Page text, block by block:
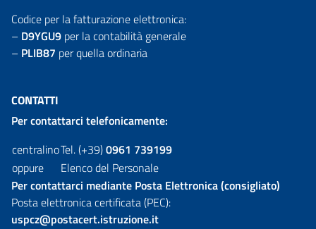
Codice per la fatturazione elettronica:
– D9YGU9 per la contabilità generale
– PLIB87 per quella ordinaria
CONTATTI
Per contattarci telefonicamente:
centralinoTel. (+39)0961 739199
oppure
Elenco del Personale
Per contattarci mediante Posta Elettronica (consigliato)
Posta elettronica certificata (PEC):
uspcz@postacert.istruzione.it